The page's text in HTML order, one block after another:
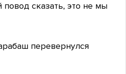
сказать, это не мы
перевернулся